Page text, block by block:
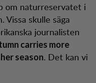
om naturreservatet i
Vissa skulle säga
journalisten
carries more
season. Det kan vi